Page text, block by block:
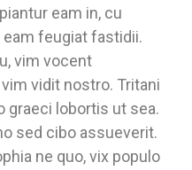
eam in, cu
feugiat fastidii.
vim vocent
vidit nostro. Tritani
graeci lobortis ut sea.
sed cibo assueverit.
ne quo, vix populo